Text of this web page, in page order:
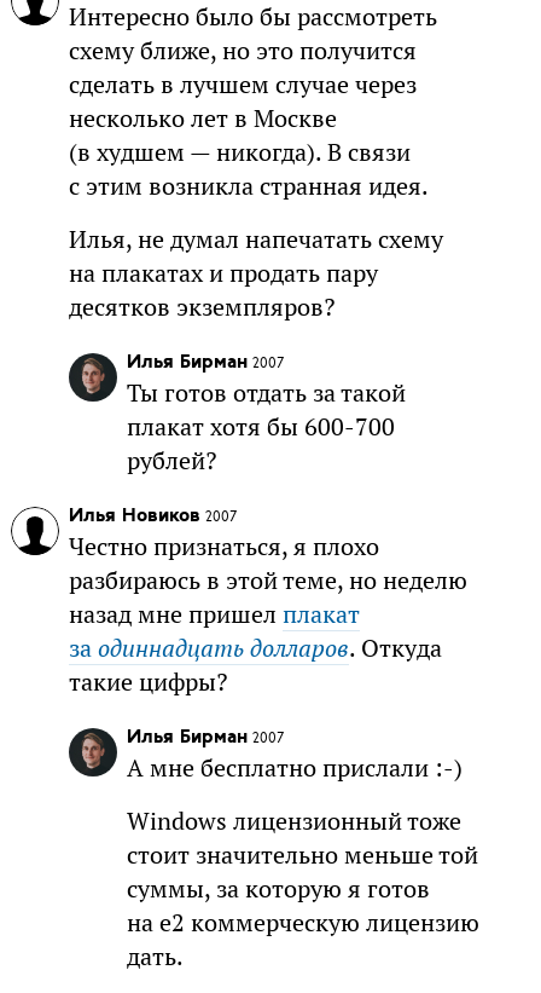
Интересно было бы рассмотреть
схему ближе, но это получится
сделать в лучшем случае через
несколько лет в Москве
(в худшем — никогда). В связи
с этим возникла странная идея.
Илья, не думал напечатать схему
на плакатах и продать пару
десятков экземпляров?
Илья Бирман 2007
Ты готов отдать за такой
плакат хотя бы 600-700
рублей?
Илья Новиков 2007
Честно признаться, я плохо
разбираюсь в этой теме, но неделю
назад мне пришел плакат
заодиннадцать долларов. Откуда
такие цифры?
Илья Бирман 2007
А мне бесплатно прислали :-)
Windows лицензионный тоже
стоит значительно меньше той
суммы, за которую я готов
на e2 коммерческую лицензию
дать.